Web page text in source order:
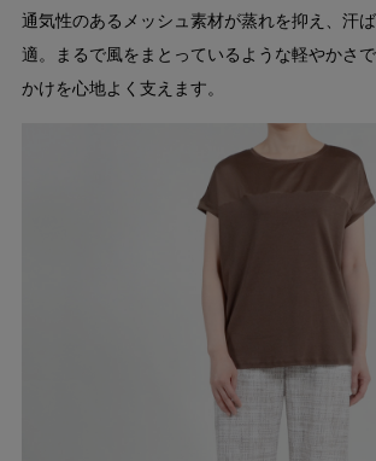
通気性のあるメッシュ素材が蒸れを抑え、汗
適。まるで風をまとっているような軽やかさ
かけを心地よく支えます。